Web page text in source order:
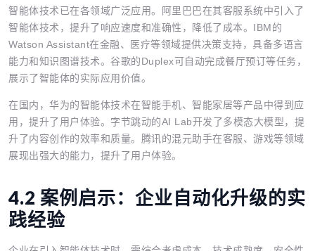
智能体技术已在各领域广泛应用。阿里巴巴在其客服系统中引入了
智能体技术，提升了响应速度和准确性，降低了成本。IBM的
Watson Assistant在金融、医疗等领域提供决策支持，具备多语言
能力和知识图谱技术。谷歌的Duplex可自动完成餐厅预订等任务，
展示了智能体的实际应用价值。
在国内，华为的智能体技术在智能手机、智能家居等产品中得到应
用，提升了用户体验。字节跳动的AI Lab开发了多模态大模型，提
升了内容创作的效率和质量。腾讯的混元助手在客服、游戏等领域
展现出强大的能力，提升了用户体验。
4.2 案例启示：企业自动化升级的实
践经验